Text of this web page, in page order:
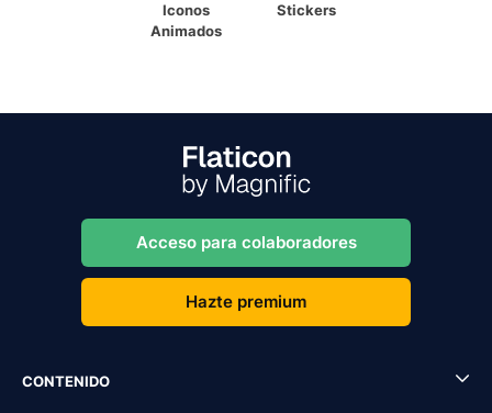
Iconos
Animados
Stickers
Acceso para colaboradores
Hazte premium
CONTENIDO